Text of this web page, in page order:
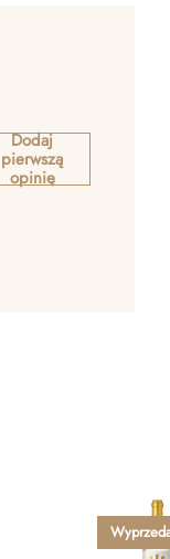
Dodaj
pierwszą
opinię